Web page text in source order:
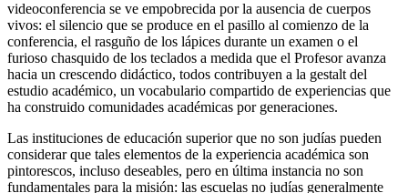
videoconferencia se ve empobrecida por la ausencia de cuerpos
vivos: el silencio que se produce en el pasillo al comienzo de la
conferencia, el rasguño de los lápices durante un examen o el
furioso chasquido de los teclados a medida que el Profesor avanza
hacia un crescendo didáctico, todos contribuyen a la gestalt del
estudio académico, un vocabulario compartido de experiencias que
ha construido comunidades académicas por generaciones.
Las instituciones de educación superior que no son judías pueden
considerar que tales elementos de la experiencia académica son
pintorescos, incluso deseables, pero en última instancia no son
fundamentales para la misión: las escuelas no judías generalmente